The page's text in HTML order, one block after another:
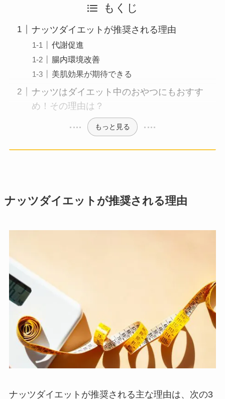
もくじ
ナッツダイエットが推奨される理由
代謝促進
腸内環境改善
美肌効果が期待できる
ナッツはダイエット中のおやつにもおすす
め！その理由は？
もっと見る
ナッツダイエットが推奨される理由
ナッツダイエットが推奨される主な理由は、次の3